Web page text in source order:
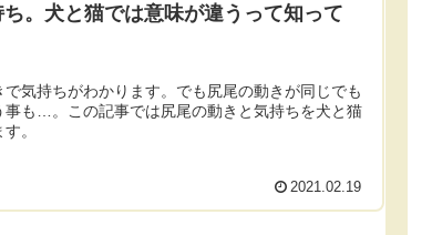
。犬と猫では意味が違うって知って
気持ちがわかります。でも尻尾の動きが同じでも
事も…。この記事では尻尾の動きと気持ちを犬と猫
。
2021.02.19